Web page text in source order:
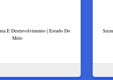
E Desenvolvimento | Estudo Do
Meio